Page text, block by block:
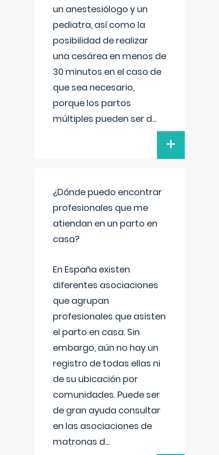
un anestesiólogo y un
pediatra, así como la
posibilidad de realizar
una cesárea en menos de
30 minutos en el caso de
que sea necesario,
porque los partos
múltiples pueden ser d...
+
¿Dónde puedo encontrar
profesionales que me
atiendan en un parto en
casa?
En España existen
diferentes asociaciones
que agrupan
profesionales que asisten
el parto en casa. Sin
embargo, aún no hay un
registro de todas ellas ni
de su ubicación por
comunidades. Puede ser
de gran ayuda consultar
en las asociaciones de
matronas d...